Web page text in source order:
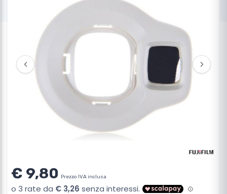
‹ ›
€ 9,80 Prezzo IVA inclusa